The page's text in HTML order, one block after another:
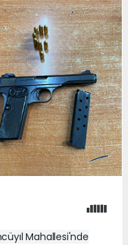
Mahallesi'nde